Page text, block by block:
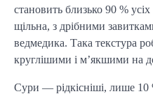
становить близько 90 %
щільна, з дрібними
ведмедика. Така текстура
круглішими і м’якшими на
Сури — рідкісніші, лише 10